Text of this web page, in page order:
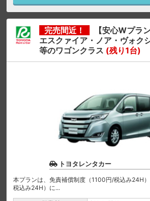
完売間近！
【安心Wプラン
エスクァイア・ノア・ヴォク
等のワゴンクラス (残り1台)
トヨタレンタカー
本プランは、免責補償制度（1100円/税込み24H
税込み24H）に...